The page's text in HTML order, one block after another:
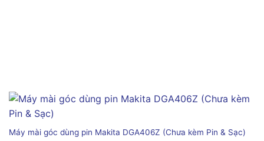
Máy mài góc dùng pin Makita DGA406Z (Chưa kèm Pin & Sạc)